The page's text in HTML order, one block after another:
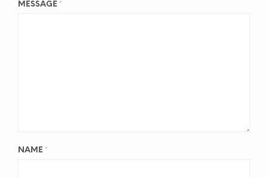
MESSAGE *
NAME *